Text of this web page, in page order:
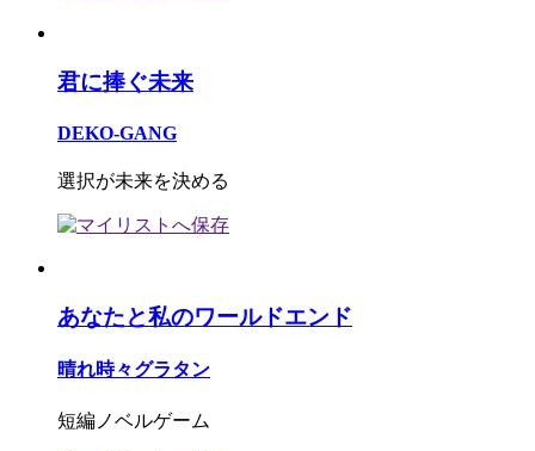
君に捧ぐ未来
DEKO-GANG
選択が未来を決める
あなたと私のワールドエンド
晴れ時々グラタン
短編ノベルゲーム